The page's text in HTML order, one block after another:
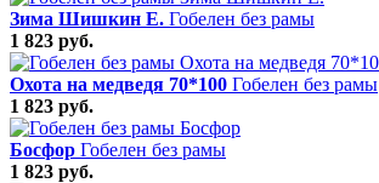
Зима Шишкин Е. Гобелен без рамы
1 823 руб.
Охота на медведя 70*100 Гобелен без рамы
1 823 руб.
Босфор Гобелен без рамы
1 823 руб.